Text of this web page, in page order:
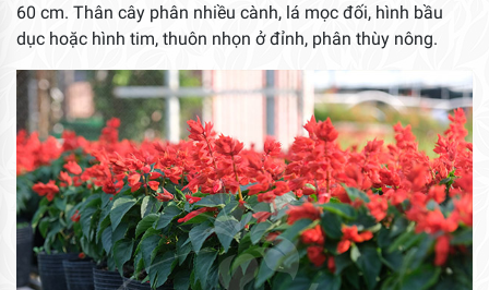
60 cm. Thân cây phân nhiều cành, lá mọc đối, hình bầu
dục hoặc hình tim, thuôn nhọn ở đỉnh, phân thùy nông.